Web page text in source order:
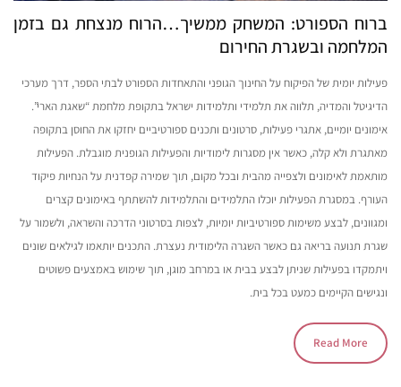
ברוח הספורט: המשחק ממשיך…הרוח מנצחת גם בזמן
המלחמה ובשגרת החירום
פעילות יומית של הפיקוח על החינוך הגופני והתאחדות הספורט לבתי הספר, דרך מערכי
הדיגיטל והמדיה, תלווה את תלמידי ותלמידות ישראל בתקופת מלחמת “שאגת הארי”.
אימונים יומיים, אתגרי פעילות, סרטונים ותכנים ספורטיביים יחזקו את החוסן בתקופה
מאתגרת ולא קלה, כאשר אין מסגרות לימודיות והפעילות הגופנית מוגבלת. הפעילות
מותאמת לאימונים ולצפייה מהבית ובכל מקום, תוך שמירה קפדנית על הנחיות פיקוד
העורף. במסגרת הפעילות יוכלו התלמידים והתלמידות להשתתף באימונים קצרים
ומגוונים, לבצע משימות ספורטיביות יומיות, לצפות בסרטוני הדרכה והשראה, ולשמור על
שגרת תנועה בריאה גם כאשר השגרה הלימודית נעצרת. התכנים יותאמו לגילאים שונים
ויתמקדו בפעילות שניתן לבצע בבית או במרחב מוגן, תוך שימוש באמצעים פשוטים
ונגישים הקיימים כמעט בכל בית.
Read More